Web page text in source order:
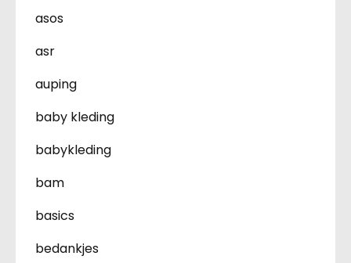
asos
asr
auping
baby kleding
babykleding
bam
basics
bedankjes